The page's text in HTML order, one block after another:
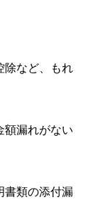
除など、もれ
額漏れがない
書類の添付漏